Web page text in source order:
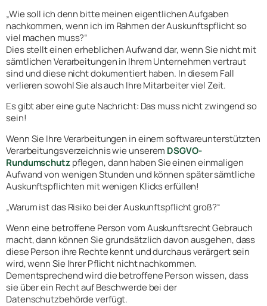
„Wie soll ich denn bitte meinen eigentlichen Aufgaben
nachkommen, wenn ich im Rahmen der Auskunftspflicht so
viel machen muss?“
Dies stellt einen erheblichen Aufwand dar, wenn Sie nicht mit
sämtlichen Verarbeitungen in Ihrem Unternehmen vertraut
sind und diese nicht dokumentiert haben. In diesem Fall
verlieren sowohl Sie als auch Ihre Mitarbeiter viel Zeit.
Es gibt aber eine gute Nachricht: Das muss nicht zwingend so
sein!
Wenn Sie Ihre Verarbeitungen in einem softwareunterstützten
Verarbeitungsverzeichnis wie unserem DSGVO-
Rundumschutzpflegen, dann haben Sie einen einmaligen
Aufwand von wenigen Stunden und können später sämtliche
Auskunftspflichten mit wenigen Klicks erfüllen!
„Warum ist das Risiko bei der Auskunftspflicht groß?“
Wenn eine betroffene Person vom Auskunftsrecht Gebrauch
macht, dann können Sie grundsätzlich davon ausgehen, dass
diese Person ihre Rechte kennt und durchaus verärgert sein
wird, wenn Sie Ihrer Pflicht nicht nachkommen.
Dementsprechend wird die betroffene Person wissen, dass
sie über ein Recht auf Beschwerde bei der
Datenschutzbehörde verfügt.